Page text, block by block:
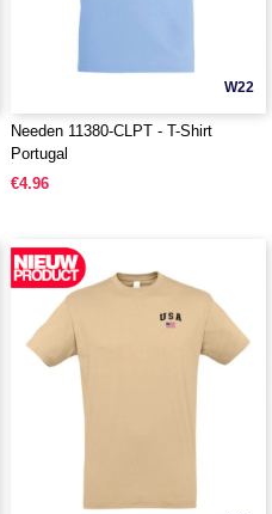
W22
Needen 11380-CLPT - T-Shirt
Portugal
€4.96